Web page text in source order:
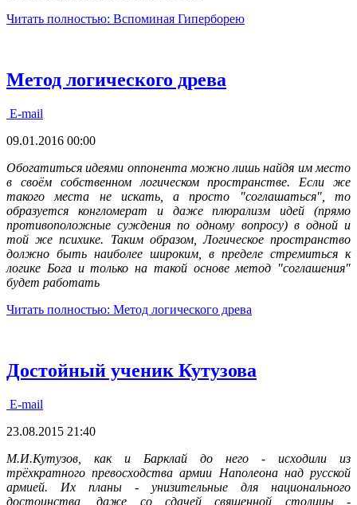
Читать полностью: Вспоминая Гиперборею
Метод логического древа
E-mail
09.01.2016 00:00
Обогатиться идеями оппонента можно лишь найдя им место
в своём собственном логическом пространстве. Если же
такого места не искать, а просто "соглашаться", то
образуется конгломерат и даже плюрализм идей (прямо
противоположные суждения по одному вопросу) в одной и
той же психике. Таким образом, Логическое пространство
должно быть наиболее широким, в пределе стремиться к
логике Бога и только на такой основе метод "соглашения"
будет работать
Читать полностью: Метод логического древа
Достойный ученик Кутузова
E-mail
23.08.2015 21:40
М.И.Кутузов, как и Барклай до него - исходили из
трёхкратного превосходства армии Наполеона над русской
армией. Их планы - унизительные для национального
достоинства, даже со сдачей священной столицы -